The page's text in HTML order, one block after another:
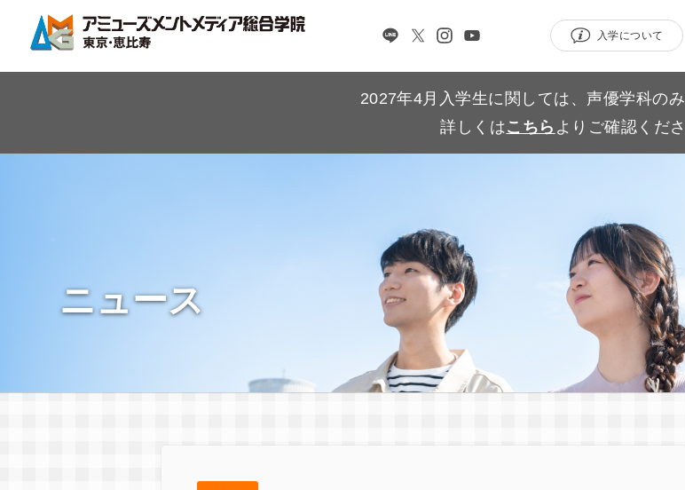
入学について
2027年4月入学生に関しては、声優学科の
詳しくはこちら よりご確認くだ
ニュース